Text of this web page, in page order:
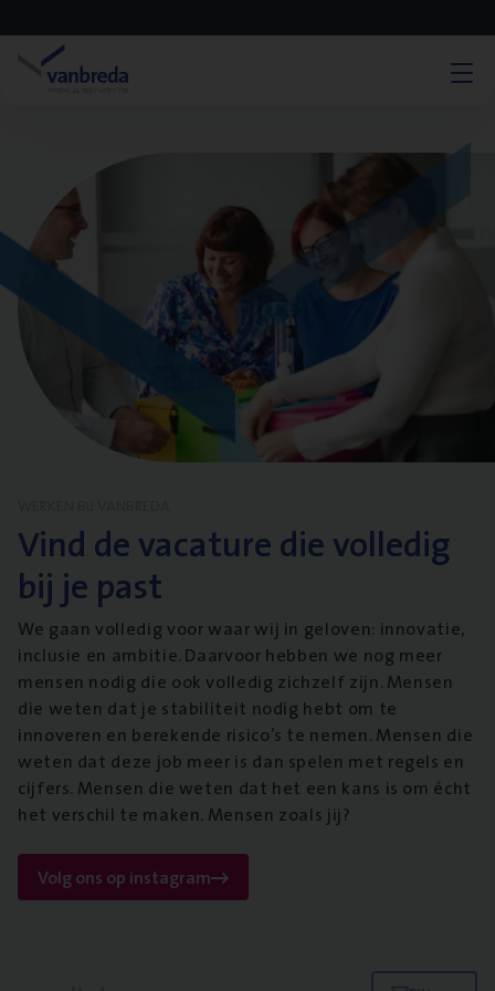
Vind de vacature die volledig
bij je past
We gaan volledig voor waar wij in geloven: innovatie,
inclusie en ambitie. Daarvoor hebben we nog meer
mensen nodig die ook volledig zichzelf zijn. Mensen
die weten dat je stabiliteit nodig hebt om te
innoveren en berekende risico’s te nemen. Mensen die
weten dat deze job meer is dan spelen met regels en
cijfers. Mensen die weten dat het een kans is om écht
het verschil te maken. Mensen zoals jij?
Volg ons op instagram